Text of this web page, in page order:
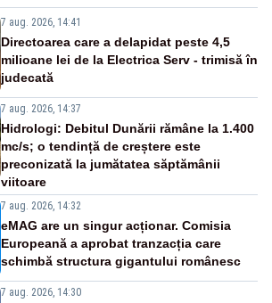
7 aug. 2026, 14:41
Directoarea care a delapidat peste 4,5
milioane lei de la Electrica Serv - trimisă în
judecată
7 aug. 2026, 14:37
Hidrologi: Debitul Dunării rămâne la 1.400
mc/s; o tendință de creștere este
preconizată la jumătatea săptămânii
viitoare
7 aug. 2026, 14:32
eMAG are un singur acționar. Comisia
Europeană a aprobat tranzacția care
schimbă structura gigantului românesc
7 aug. 2026, 14:30